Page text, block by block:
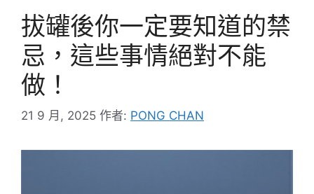
拔罐後你一定要知道的禁
忌，這些事情絕對不能
做！
21 9 月, 2025 作者: PONG CHAN